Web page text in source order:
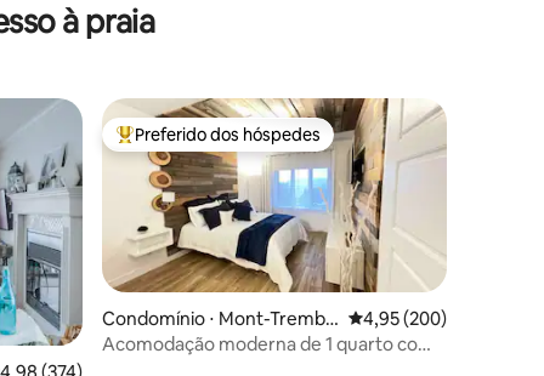
à praia
hóspedes Entre os melhores preferidos dos hóspedes
Preferido dos hóspedes
Condomínio ⋅ Mont-Trembl
ant
4,95 de uma avaliação
4,95 (200)
Acomodação moderna de 1 quarto com